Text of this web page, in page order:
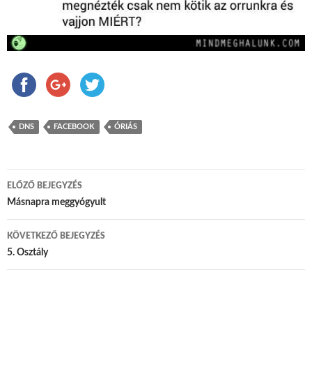
DNS FACEBOOK ÓRIÁS
Bejegyzés navigáció
ELŐZŐ BEJEGYZÉS
Másnapra meggyógyult
KÖVETKEZŐ BEJEGYZÉS
5. Osztály